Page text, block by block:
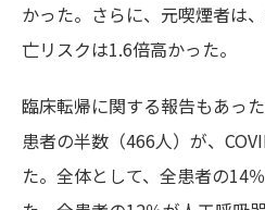
かった。さらに、元喫煙者は
亡リスクは1.6倍高かった。
臨床転帰に関する報告もあっ
患者の半数（466人）が、
た。全体として、全患者の14